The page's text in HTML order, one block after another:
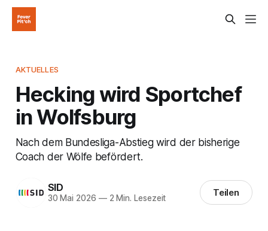
AKTUELLES
Hecking wird Sportchef
in Wolfsburg
Nach dem Bundesliga-Abstieg wird der bisherige
Coach der Wölfe befördert.
SID
30 Mai 2026 —2 Min. Lesezeit Teilen